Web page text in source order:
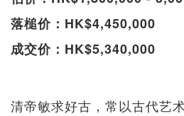
落槌价：HK$4,450,000
成交价：HK$5,340,000
清帝敏求好古，常以古代艺